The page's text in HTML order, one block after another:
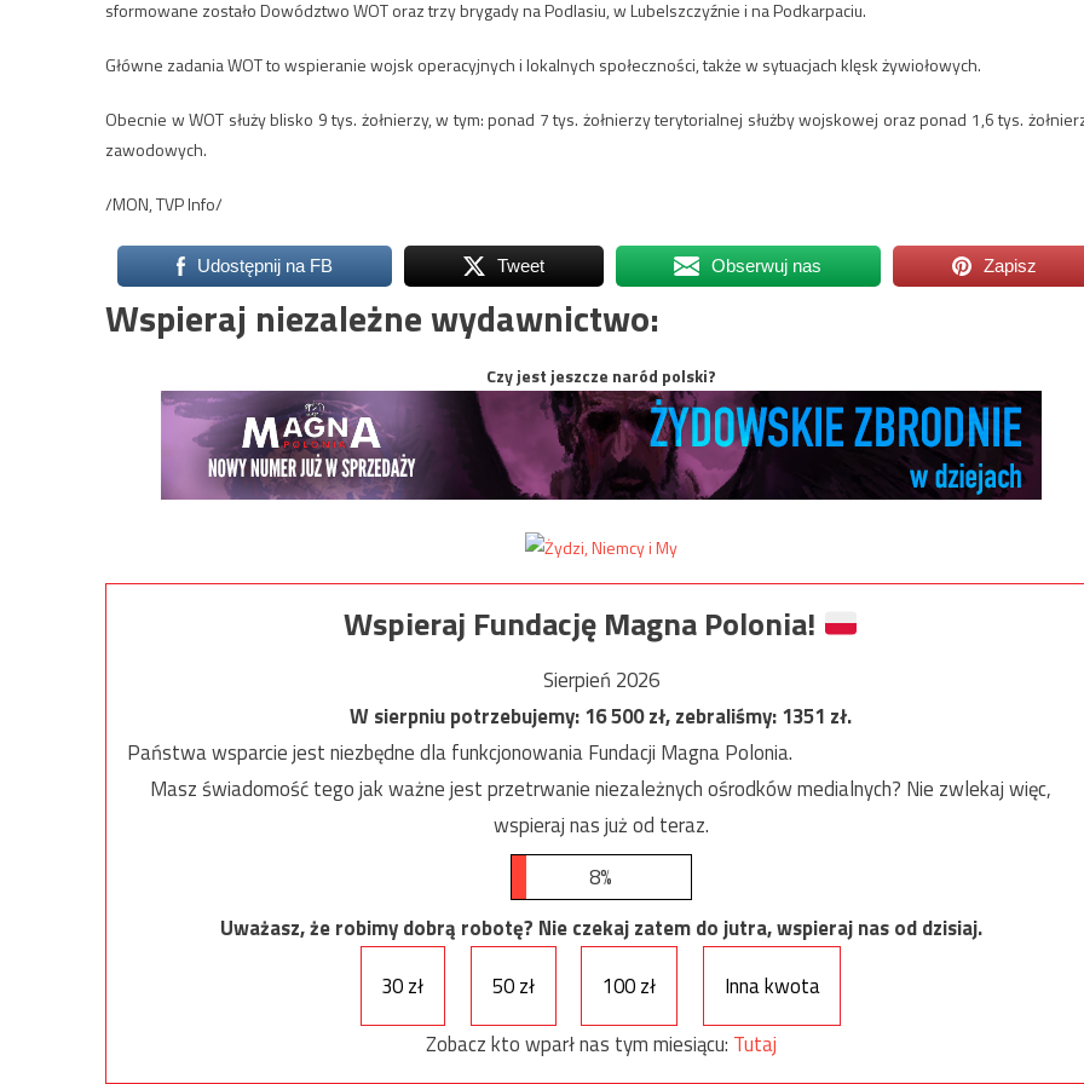
sformowane zostało Dowództwo WOT oraz trzy brygady na Podlasiu, w Lubelszczyźnie i na Podkarpaciu.
Główne zadania WOT to wspieranie wojsk operacyjnych i lokalnych społeczności, także w sytuacjach klęsk żywiołowych.
Obecnie w WOT służy blisko 9 tys. żołnierzy, w tym: ponad 7 tys. żołnierzy terytorialnej służby wojskowej oraz ponad 1,6 tys.
zawodowych.
/MON, TVP Info/
Udostępnij na FB Tweet Obserwuj nas Zapisz
Wspieraj niezależne wydawnictwo:
Czy jest jeszcze naród polski?
Wspieraj Fundację Magna Polonia!
Sierpień 2026
W sierpniu potrzebujemy:16 500zł, zebraliśmy:1351 zł.
Państwa wsparcie jest niezbędne dla funkcjonowania Fundacji Magna Polonia.
Masz świadomość tego jak ważne jest przetrwanie niezależnych ośrodków medialnych? Nie zwlekaj więc,
wspieraj nas już od teraz.
8%
Uważasz, że robimy dobrą robotę? Nie czekaj zatem do jutra, wspieraj nas od dzisiaj.
30 zł
50 zł 100 zł
Inna kwota
Zobacz kto wparł nas tym miesiącu: Tutaj